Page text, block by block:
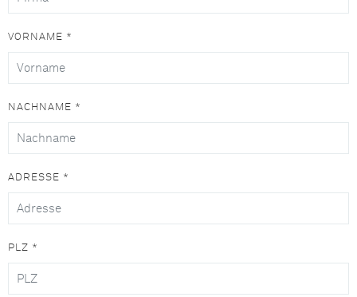
VORNAME *
NACHNAME *
ADRESSE *
PLZ *